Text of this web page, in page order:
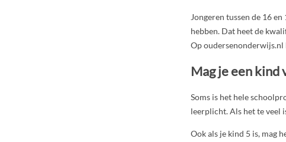
Jongeren tussen de 16
hebben. Dat heet de
Op oudersenonderwijs.nl
Mag je een kind
Soms is het hele
leerplicht. Als het te veel
Ook als je kind 5 is, mag